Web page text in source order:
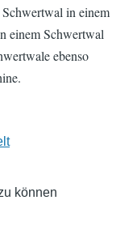
in einem
einem Schwertwal
ebenso
können